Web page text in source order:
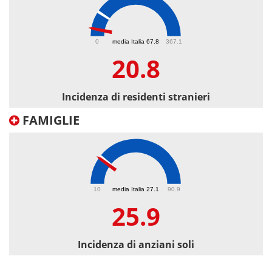
media Italia 67.8
0 367.1
20.8
Incidenza di residenti stranieri
FAMIGLIE
media Italia 27.1
10 90.9
25.9
Incidenza di anziani soli